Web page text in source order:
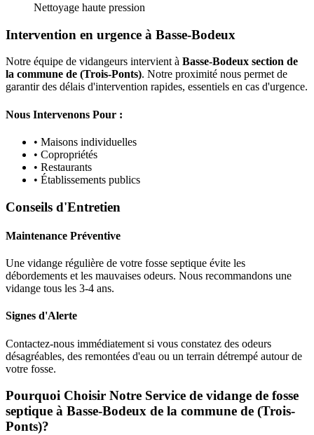
Nettoyage haute pression
Intervention en urgence à Basse-Bodeux
Notre équipe de vidangeurs intervient à Basse-Bodeux section de
la commune de (Trois-Ponts). Notre proximité nous permet de
garantir des délais d'intervention rapides, essentiels en cas d'urgence.
Nous Intervenons Pour :
• Maisons individuelles
• Copropriétés
• Restaurants
• Établissements publics
Conseils d'Entretien
Maintenance Préventive
Une vidange régulière de votre fosse septique évite les
débordements et les mauvaises odeurs. Nous recommandons une
vidange tous les 3-4 ans.
Signes d'Alerte
Contactez-nous immédiatement si vous constatez des odeurs
désagréables, des remontées d'eau ou un terrain détrempé autour de
votre fosse.
Pourquoi Choisir Notre Service de vidange de fosse
septique à Basse-Bodeux de la commune de (Trois-
Ponts)?